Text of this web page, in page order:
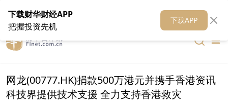
在线客服 关于我们 财华媒体矩阵 财华智库
网龙(00777.HK)捐款500万港元并携手香港资讯
科技界提供技术支援 全力支持香港救灾
下载财华财经APP
把握投资先机
下载APP